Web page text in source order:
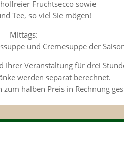
Fruchtsecco sowie
Tee, so viel Sie mögen!
Mittags:
und Cremesuppe der
Ihrer Veranstaltung für drei
werden separat berechnet.
halben Preis in Rechnung